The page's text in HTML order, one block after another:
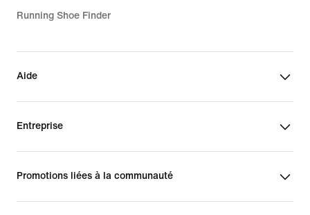
Running Shoe Finder
Aide
Entreprise
Promotions liées à la communauté